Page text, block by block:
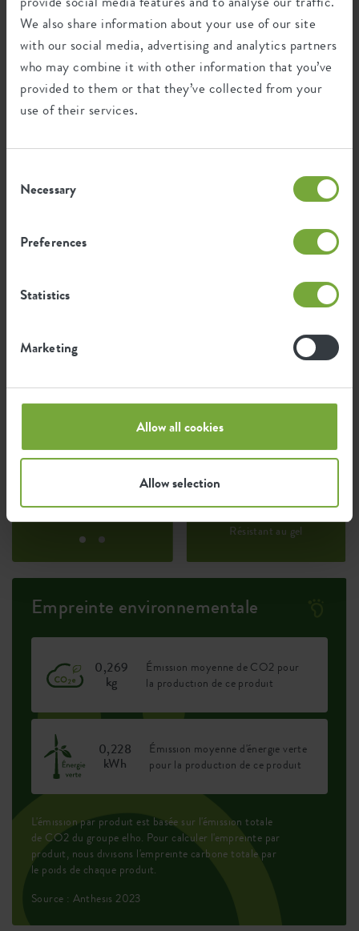
We also share information about your use of our site
with our social media, advertising and analytics partners
who may combine it with other information that you’ve
provided to them or that they’ve collected from your
use of their services.
Selection
Necessary
Preferences
Statistics
Marketing
Allow all cookies
Allow selection
EAN
8711904312435
SKU
1380513542500
Designer : Cees Kranen
Cette série de soucoupes a été inspirée par le besoin d'une
solution universelle à placer sous n'importe quel pot, quel qu'en
soit le matériau. Nous avons créé un design qui s'harmonise
avec les pots elho, la céramique ou la terracotta. Ce produit
polyvalent est séduisant et pratique pour différents styles.
intemporel pour tous les intérieurs.
Ce produit est composé de 0% de déchets
Certifications Guarantee
99années
Résistant au gel
Empreinte environnementale
0,269
kg
Émission moyenne de CO2 pour
la production de ce produit
0,228
kWh
Émission moyenne d'énergie verte
pour la production de ce produit
L'émission par produit est basée sur l'émission totale
de CO2 du groupe elho. Pour calculer l'empreinte par
produit, nous divisons l'empreinte carbone totale par
le poids de chaque produit.
Source : Anthesis 2023